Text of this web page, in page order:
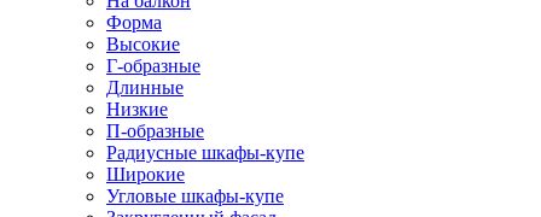
Форма
Высокие
Г-образные
Длинные
Низкие
П-образные
Радиусные шкафы-купе
Широкие
Угловые шкафы-купе